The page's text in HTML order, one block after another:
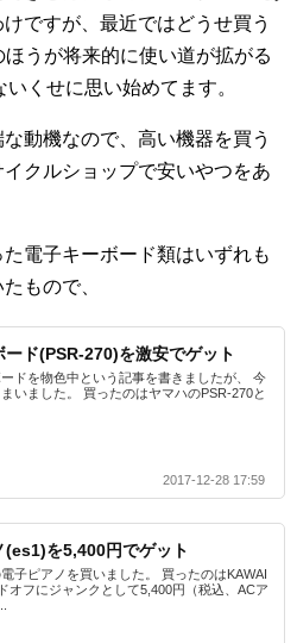
ですが、最近ではどうせ買う
うが将来的に使い道が拡がる
くせに思い始めてます。
動機なので、高い機器を買う
クルショップで安いやつをあ
電子キーボード類はいずれも
もので、
ード(PSR-270)を激安でゲット
ドを物色中という記事を書きましたが、 今
いました。 買ったのはヤマハのPSR-270と
2017-12-28 17:59
(es1)を5,400円でゲット
子ピアノを買いました。 買ったのはKAWAI
オフにジャンクとして5,400円（税込、ACア